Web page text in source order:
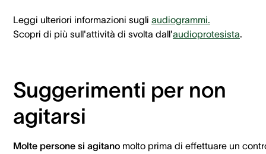
Leggi ulteriori informazioni sugli audiogrammi.
Scopri di più sull'attività di svolta dall'audioprotesista.
Suggerimenti per non
agitarsi
Molte persone si agitano molto prima di effettuare un